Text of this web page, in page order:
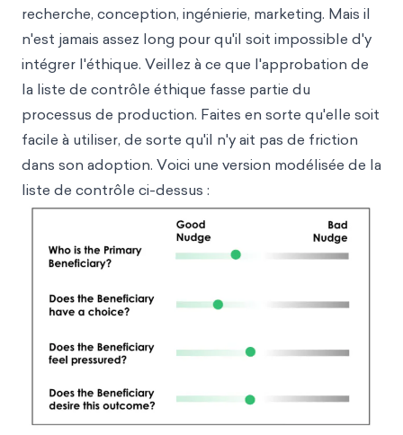
recherche, conception, ingénierie, marketing. Mais il
n'est jamais assez long pour qu'il soit impossible d'y
intégrer l'éthique. Veillez à ce que l'approbation de
la liste de contrôle éthique fasse partie du
processus de production. Faites en sorte qu'elle soit
facile à utiliser, de sorte qu'il n'y ait pas de friction
dans son adoption. Voici une version modélisée de la
liste de contrôle ci-dessus :